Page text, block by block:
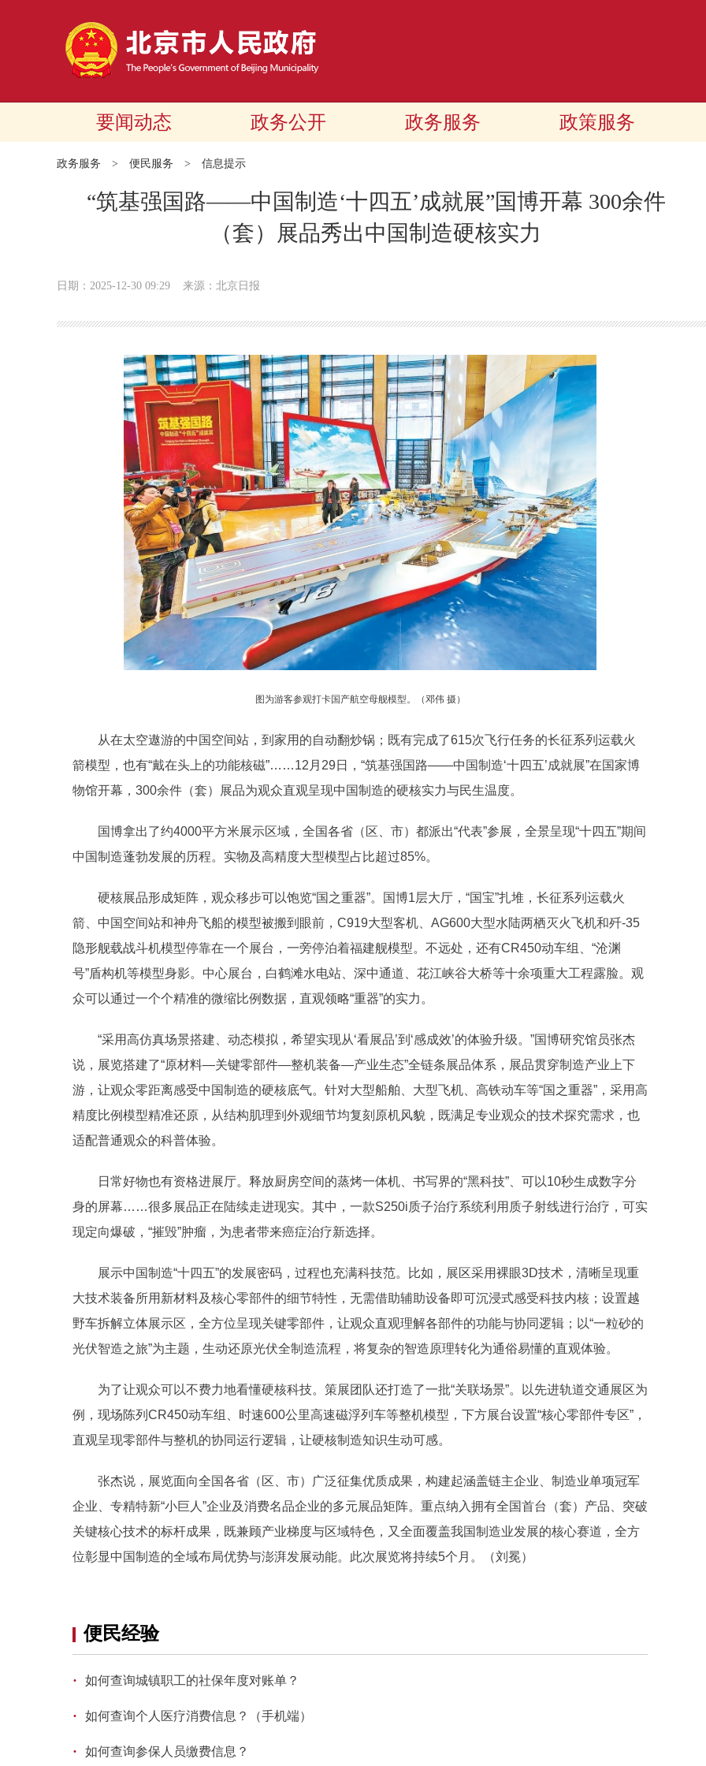
要闻动态 政务公开 政务服务 政策服务
政务服务 > 便民服务 > 信息提示
“筑基强国路——中国制造‘十四五’成就展”国博开幕 300余件
（套）展品秀出中国制造硬核实力
日期：2025-12-30 09:29 来源：北京日报
图为游客参观打卡国产航空母舰模型。（邓伟 摄）
从在太空遨游的中国空间站，到家用的自动翻炒锅；既有完成了615次飞行任务的长征系列运载火
箭模型，也有“戴在头上的功能核磁”……12月29日，“筑基强国路——中国制造‘十四五’成就展”在国家博
物馆开幕，300余件（套）展品为观众直观呈现中国制造的硬核实力与民生温度。
国博拿出了约4000平方米展示区域，全国各省（区、市）都派出“代表”参展，全景呈现“十四五”期间
中国制造蓬勃发展的历程。实物及高精度大型模型占比超过85%。
硬核展品形成矩阵，观众移步可以饱览“国之重器”。国博1层大厅，“国宝”扎堆，长征系列运载火
箭、中国空间站和神舟飞船的模型被搬到眼前，C919大型客机、AG600大型水陆两栖灭火飞机和歼-35
隐形舰载战斗机模型停靠在一个展台，一旁停泊着福建舰模型。不远处，还有CR450动车组、“沧渊
号”盾构机等模型身影。中心展台，白鹤滩水电站、深中通道、花江峡谷大桥等十余项重大工程露脸。观
众可以通过一个个精准的微缩比例数据，直观领略“重器”的实力。
“采用高仿真场景搭建、动态模拟，希望实现从‘看展品’到‘感成效’的体验升级。”国博研究馆员张杰
说，展览搭建了“原材料—关键零部件—整机装备—产业生态”全链条展品体系，展品贯穿制造产业上下
游，让观众零距离感受中国制造的硬核底气。针对大型船舶、大型飞机、高铁动车等“国之重器”，采用高
精度比例模型精准还原，从结构肌理到外观细节均复刻原机风貌，既满足专业观众的技术探究需求，也
适配普通观众的科普体验。
日常好物也有资格进展厅。释放厨房空间的蒸烤一体机、书写界的“黑科技”、可以10秒生成数字分
身的屏幕……很多展品正在陆续走进现实。其中，一款S250i质子治疗系统利用质子射线进行治疗，可实
现定向爆破，“摧毁”肿瘤，为患者带来癌症治疗新选择。
展示中国制造“十四五”的发展密码，过程也充满科技范。比如，展区采用裸眼3D技术，清晰呈现重
大技术装备所用新材料及核心零部件的细节特性，无需借助辅助设备即可沉浸式感受科技内核；设置越
野车拆解立体展示区，全方位呈现关键零部件，让观众直观理解各部件的功能与协同逻辑；以“一粒砂的
光伏智造之旅”为主题，生动还原光伏全制造流程，将复杂的智造原理转化为通俗易懂的直观体验。
为了让观众可以不费力地看懂硬核科技。策展团队还打造了一批“关联场景”。以先进轨道交通展区为
例，现场陈列CR450动车组、时速600公里高速磁浮列车等整机模型，下方展台设置“核心零部件专区”，
直观呈现零部件与整机的协同运行逻辑，让硬核制造知识生动可感。
张杰说，展览面向全国各省（区、市）广泛征集优质成果，构建起涵盖链主企业、制造业单项冠军
企业、专精特新“小巨人”企业及消费名品企业的多元展品矩阵。重点纳入拥有全国首台（套）产品、突破
关键核心技术的标杆成果，既兼顾产业梯度与区域特色，又全面覆盖我国制造业发展的核心赛道，全方
位彰显中国制造的全域布局优势与澎湃发展动能。此次展览将持续5个月。（刘冕）
便民经验
· 如何查询城镇职工的社保年度对账单？
· 如何查询个人医疗消费信息？（手机端）
· 如何查询参保人员缴费信息？